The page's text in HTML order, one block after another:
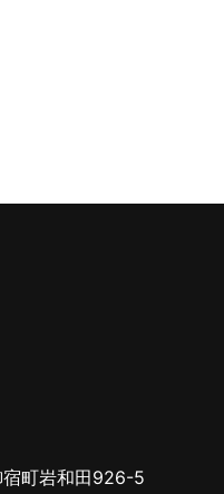
町岩和田926-5